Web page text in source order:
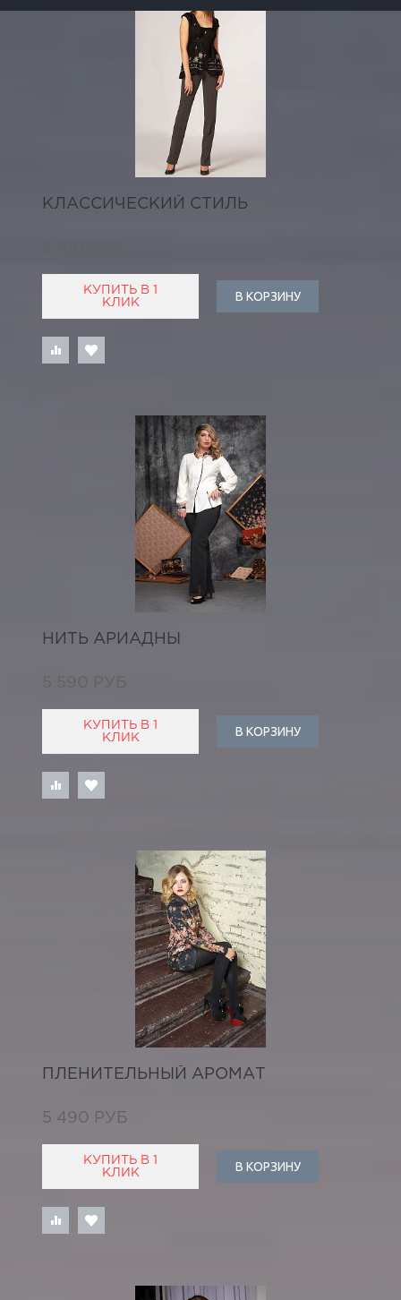
КЛАССИЧЕСКИЙ СТИЛЬ
КУПИТЬ В 1
КЛИК
В КОРЗИНУ
НИТЬ АРИАДНЫ
5 590 РУБ
КУПИТЬ В 1
КЛИК
В КОРЗИНУ
ПЛЕНИТЕЛЬНЫЙ АРОМАТ
5 490 РУБ
КУПИТЬ В 1
КЛИК
В КОРЗИНУ